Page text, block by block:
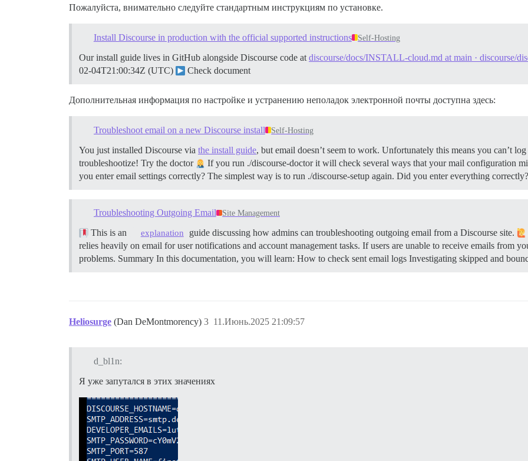
Пожалуйста, внимательно следуйте стандартным инструкциям по установке.
Install Discourse in production with the official supported instructions Self-Hosting
Our install guide lives in GitHub alongside Discourse code at discourse/docs/INSTALL-cloud.md at main · discourse/
02-04T21:00:34Z (UTC)
Check document
Дополнительная информация по настройке и устранению неполадок электронной почты доступна здесь:
Troubleshoot email on a new Discourse install Self-Hosting
You just installed Discourse via the install guide, but email doesn’t seem to work. Unfortunately this means you can’t
troubleshootize! Try the doctor If you run ./discourse-doctor it will check several ways that your mail configuration
you enter email settings correctly? The simplest way is to run ./discourse-setup again. Did you enter everything
Troubleshooting Outgoing Email Site Management
This is an explanation guide discussing how admins can troubleshooting outgoing email from a Discourse site.
relies heavily on email for user notifications and account management tasks. If users are unable to receive emails from
problems. Summary In this documentation, you will learn: How to check sent email logs Investigating skipped and
Heliosurge (Dan DeMontmorency) 11.Июнь.2025 21:09:57
3
d_bl1n:
Я уже запутался в этих значениях